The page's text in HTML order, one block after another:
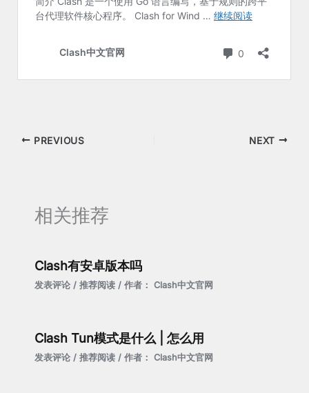
PREVIOUS NEXT
相关推荐
Clash有安卓版本吗
发表评论 / 推荐阅读/ 作者： Clash中文官网
Clash Tun模式是什么 | 怎么用
发表评论 / 推荐阅读/ 作者： Clash中文官网